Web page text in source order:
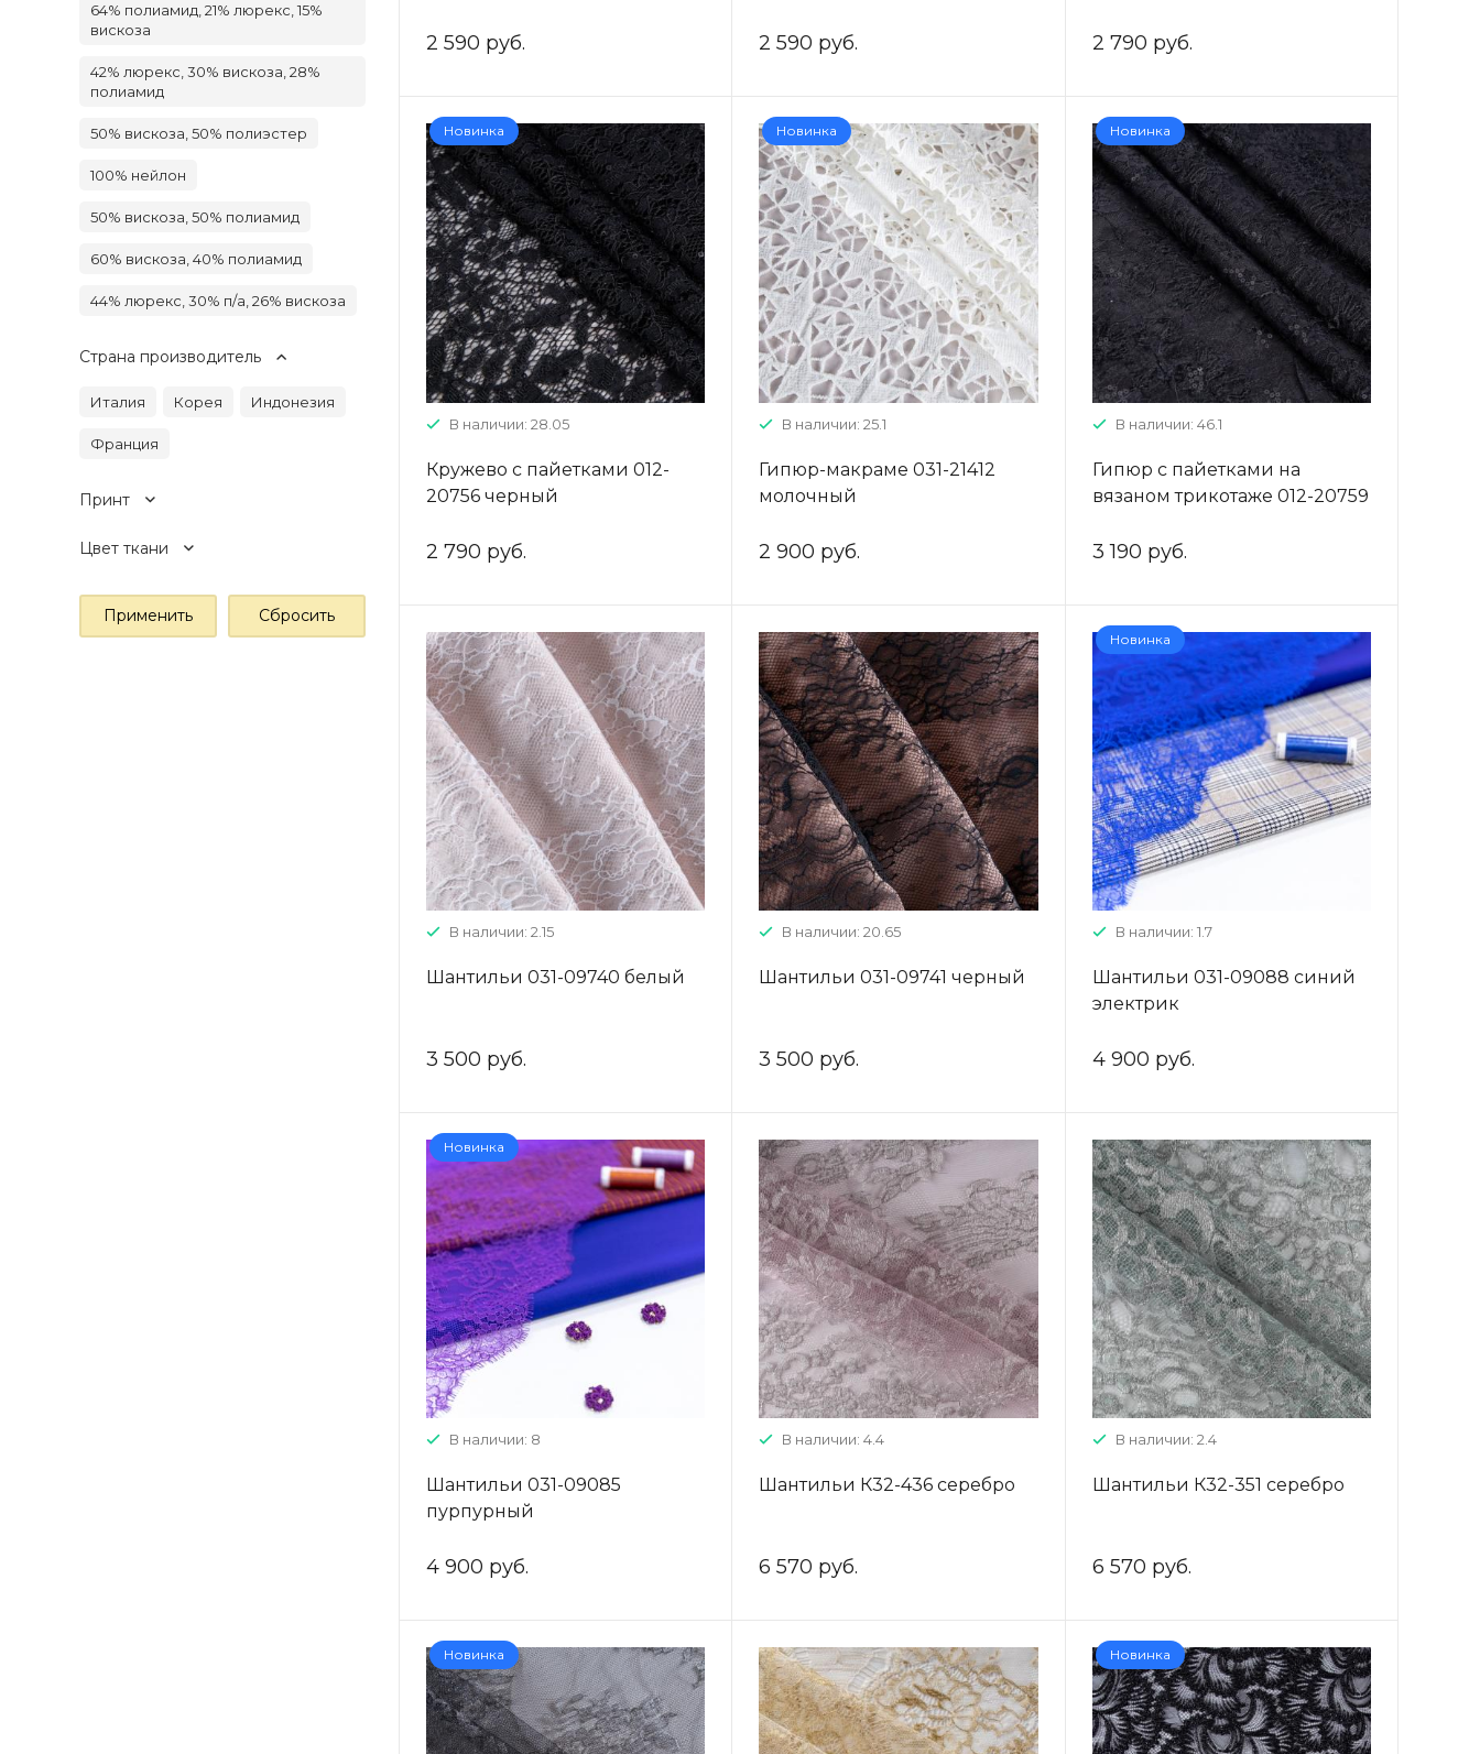
64% полиамид, 21% люрекс, 15%
вискоза
42% люрекс, 30% вискоза, 28%
полиамид
50% вискоза, 50% полиэстер
100% нейлон
50% вискоза, 50% полиамид
60% вискоза, 40% полиамид
44% люрекс, 30% п/а, 26% вискоза
Страна производитель
Италия Корея Индонезия
Франция
Принт
Цвет ткани
2 590 руб. 2 590 руб. 2 790 руб.
Новинка
В наличии: 28.05
Кружево с пайетками 012-
20756 черный
2 790 руб.
Новинка
В наличии: 25.1
Гипюр-макраме 031-21412
молочный
2 900 руб.
Новинка
В наличии: 46.1
Гипюр с пайетками на
вязаном трикотаже 012-20759
3 190 руб.
В наличии: 2.15
Шантильи 031-09740 белый
3 500 руб.
В наличии: 20.65
Шантильи 031-09741 черный
3 500 руб.
Новинка
В наличии: 1.7
Шантильи 031-09088 синий
электрик
4 900 руб.
Новинка
В наличии: 8
Шантильи 031-09085
пурпурный
4 900 руб.
В наличии: 4.4
Шантильи К32-436 серебро
6 570 руб.
В наличии: 2.4
Шантильи К32-351 серебро
6 570 руб.
Новинка Новинка